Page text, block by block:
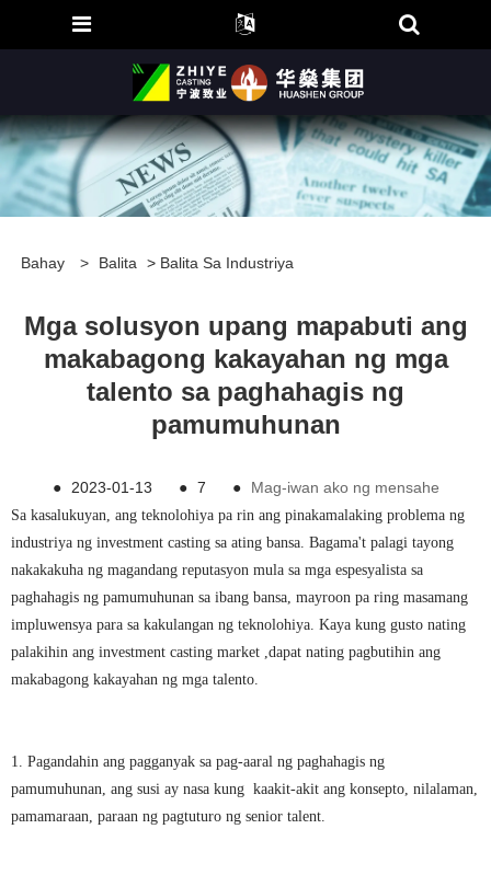
Bahay > Balita > Balita Sa Industriya
Mga solusyon upang mapabuti ang
makabagong kakayahan ng mga
talento sa paghahagis ng
pamumuhunan
● 2023-01-13 ● 7 ● Mag-iwan ako ng mensahe
Sa kasalukuyan, ang teknolohiya pa rin ang pinakamalaking problema ng
industriya ng investment casting sa ating bansa. Bagama't palagi tayong
nakakakuha ng magandang reputasyon mula sa mga espesyalista sa
paghahagis ng pamumuhunan sa ibang bansa, mayroon pa ring masamang
impluwensya para sa kakulangan ng teknolohiya. Kaya kung gusto nating
palakihin ang investment casting market ,dapat nating pagbutihin ang
makabagong kakayahan ng mga talento.
1. Pagandahin ang pagganyak sa pag-aaral ng paghahagis ng
pamumuhunan, ang susi ay nasa kung kaakit-akit ang konsepto, nilalaman,
pamamaraan, paraan ng pagtuturo ng senior talent.